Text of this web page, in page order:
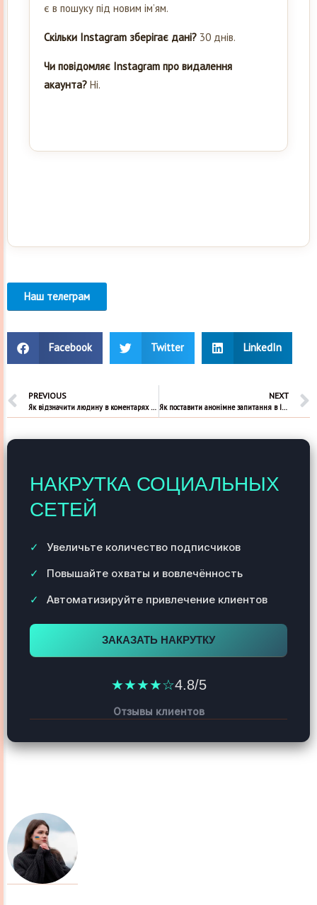
є в пошуку під новим ім’ям.
Скільки Instagram зберігає дані? 30 днів.
Чи повідомляє Instagram про видалення
акаунта? Ні.
Наш телеграм
Facebook Twitter LinkedIn
PREVIOUS
Як відзначити людину в коментарях Інстаграм
NEXT
Як поставити анонімне запитання в Інстаграмі в сторіс
НАКРУТКА СОЦИАЛЬНЫХ
СЕТЕЙ
Увеличьте количество подписчиков
Повышайте охваты и вовлечённость
Автоматизируйте привлечение клиентов
ЗАКАЗАТЬ НАКРУТКУ
★★★★☆4.8/5
Отзывы клиентов